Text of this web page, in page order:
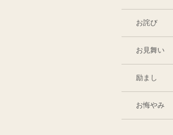
お詫び
お見舞い
励まし
お悔やみ